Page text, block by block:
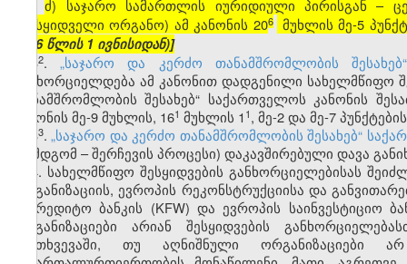
ძ) საჯარო სამართლის იურიდიული პირისგან –
შემსყიდველი ორგანო) ამ კანონის 206
მუხლის მე-5
2026 წლის 1 ივნისიდან)]
3​2.„საჯარო და კერძო თანამშრომლობის
განხორციელდება ამ კანონით დადგენილი სახელმწიფო
თანამშრომლობის შესახებ“ საქართველოს კანონის
კანონის მე-9 მუხლის, 16​1 მუხლის 1 ​1, მე-2 და მე-7
3​3.„საჯარო და კერძო თანამშრომლობის შესახებ“
(შემდგომ – შერჩევის პროცესი) დაკავშირებული დავა
4. სახელმწიფო შესყიდვების განხორციელებისას
ორგანიზაციის, ევროპის რეკონსტრუქციისა და
საკრედიტო ბანკის (KFW) და ევროპის საინვესტიციო
ორგანიზაციები არიან შესყიდვების
შემთხვევაში, თუ აღნიშნული ორგანიზაციები